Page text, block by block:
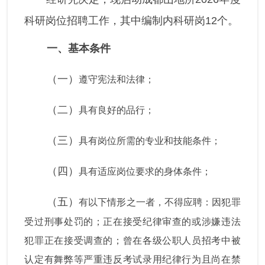
科研岗位招聘工作，其中编制内科研岗12个。
一、基本条件
（一） 遵守宪法和法律；
（二） 具有良好的品行；
（三） 具有岗位所需的专业和技能条件；
（四） 具有适应岗位要求的身体条件；
（五）有以下情形之一者，不得应聘：因犯罪
受过刑事处罚的；正在接受纪律审查的或涉嫌违法
犯罪正在接受调查的；曾在各级公职人员招考中被
认定有舞弊等严重违反考试录用纪律行为且尚在禁